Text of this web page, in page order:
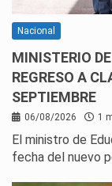
Nacional
MINISTERIO
REGRESO A
SEPTIEMBRE
06/08/2026 1
El ministro de
fecha del nuevo